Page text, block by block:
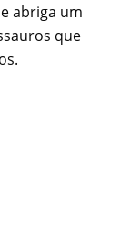
abriga um
que